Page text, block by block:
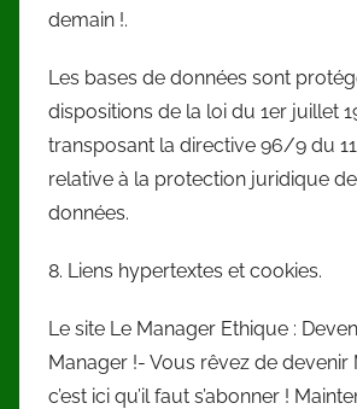
demain !.
Les bases de données sont
dispositions de la loi du 1er juillet
transposant la directive 96/9 du
relative à la protection juridique
données.
8. Liens hypertextes et cookies.
Le site Le Manager Ethique :
Manager !- Vous rêvez de devenir
c’est ici qu’il faut s’abonner !